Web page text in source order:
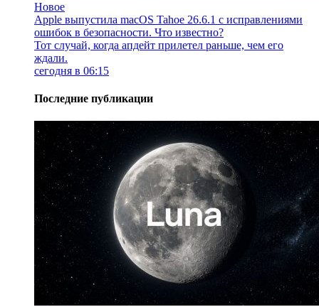
Новое
Apple выпустила macOS Tahoe 26.6.1 с исправлениями
ошибок в безопасности. Что известно?
Тот случай, когда апдейт прилетел раньше, чем его
ждали.
сегодня в 06:15
Последние публикации